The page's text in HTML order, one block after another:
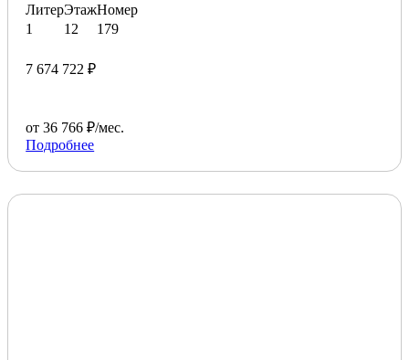
Литер
1
Этаж
12
Номер
179
7 674 722 ₽
от 36 766 ₽/мес.
Подробнее